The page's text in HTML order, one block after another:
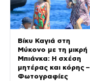
Βίκυ Καγιά στη
Μύκονο με τη μικρή
Μπιάνκα: Η σχέση
μητέρας και κόρης –
Φωτογραφίες